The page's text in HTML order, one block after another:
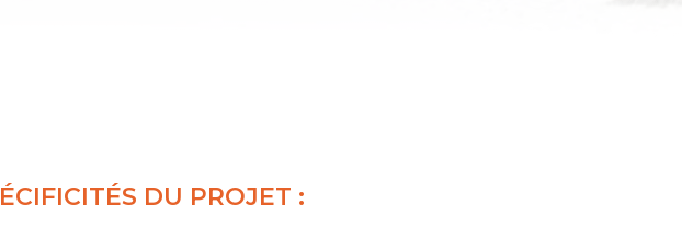
DU PROJET :